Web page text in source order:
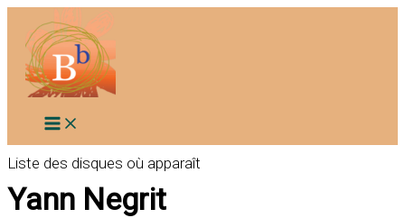
contenu
Liste des disques où apparaît
Yann Negrit